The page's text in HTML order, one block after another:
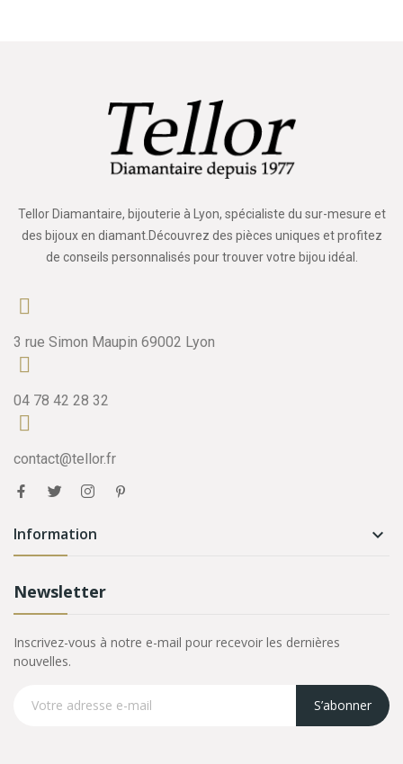
Tellor Diamantaire, bijouterie à Lyon, spécialiste du sur-mesure et
des bijoux en diamant.Découvrez des pièces uniques et profitez
de conseils personnalisés pour trouver votre bijou idéal.
3 rue Simon Maupin 69002 Lyon
04 78 42 28 32
contact@tellor.fr
Information 
Newsletter
Inscrivez-vous à notre e-mail pour recevoir les dernières
nouvelles.
S’abonner